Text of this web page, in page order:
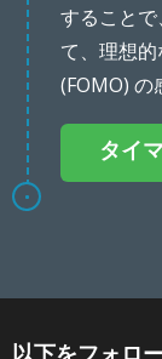
すること
て、理想
(FOMO) の
タイ